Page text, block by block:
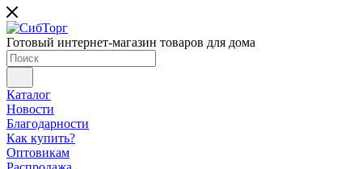
Готовый интернет-магазин товаров для дома
Каталог
Новости
Благодарности
Как купить?
Оптовикам